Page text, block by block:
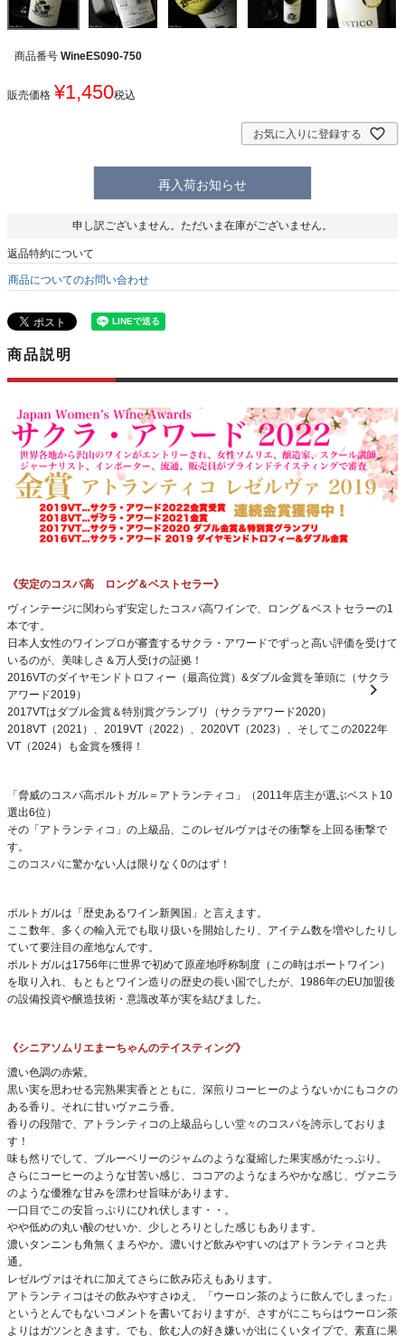
商品番号 WineES090-750
販売価格 ¥1,450税込
お気に入りに登録する
再入荷お知らせ
申し訳ございません。ただいま在庫がございません。
返品特約について
商品についてのお問い合わせ
商品説明
《安定のコスパ高 ロング＆ベストセラー》
ヴィンテージに関わらず安定したコスパ高ワインで、ロング＆ベストセラーの1
本です。
日本人女性のワインプロが審査するサクラ・アワードでずっと高い評価を受けて
いるのが、美味しさ＆万人受けの証拠！
2016VTのダイヤモンドトロフィー（最高位賞）&ダブル金賞を筆頭に（サクラ
アワード2019）
2017VTはダブル金賞＆特別賞グランプリ（サクラアワード2020）
2018VT（2021）、2019VT（2022）、2020VT（2023）、そしてこの2022年
VT（2024）も金賞を獲得！
「脅威のコスパ高ポルトガル＝アトランティコ」（2011年店主が選ぶベスト10
選出6位）
その「アトランティコ」の上級品、このレゼルヴァはその衝撃を上回る衝撃で
す。
このコスパに驚かない人は限りなく0のはず！
ポルトガルは「歴史あるワイン新興国」と言えます。
ここ数年、多くの輸入元でも取り扱いを開始したり、アイテム数を増やしたりし
ていて要注目の産地なんです。
ポルトガルは1756年に世界で初めて原産地呼称制度（この時はポートワイン）
を取り入れ、もともとワイン造りの歴史の長い国でしたが、1986年のEU加盟後
の設備投資や醸造技術・意識改革が実を結びました。
《シニアソムリエまーちゃんのテイスティング》
濃い色調の赤紫。
黒い実を思わせる完熟果実香とともに、深煎りコーヒーのようないかにもコクの
ある香り。それに甘いヴァニラ香。
香りの段階で、アトランティコの上級品らしい堂々のコスパを誇示しておりま
す！
味も然りでして、ブルーベリーのジャムのような凝縮した果実感がたっぷり。
さらにコーヒーのような甘苦い感じ、ココアのようなまろやかな感じ、ヴァニラ
のような優雅な甘みを漂わせ旨味があります。
一口目でこの安旨っぷりにひれ伏します・・。
やや低めの丸い酸のせいか、少しとろりとした感じもあります。
濃いタンニンも角無くまろやか。濃いけど飲みやすいのはアトランティコと共
通。
レゼルヴァはそれに加えてさらに飲み応えもあります。
アトランティコはその飲みやすさゆえ、「ウーロン茶のように飲んでしまった」
というとんでもないコメントを書いておりますが、さすがにこちらはウーロン茶
よりはガツンときます。でも、飲む人の好き嫌いが出にくいタイプで、素直に果